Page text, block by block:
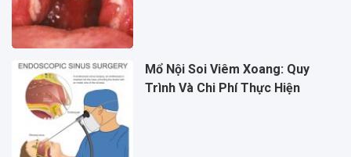
Mổ Nội Soi Viêm Xoang: Quy
Trình Và Chi Phí Thực Hiện